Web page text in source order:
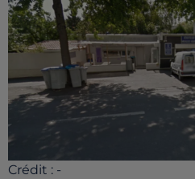
Crédit : -